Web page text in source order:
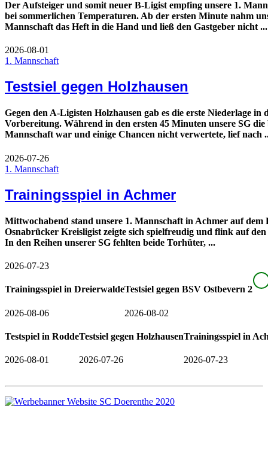
Der Aufsteiger und somit neuer B-Ligist empfing unsere 1.
bei sommerlichen Temperaturen. Ab der ersten Minute nahm
Mannschaft das Heft in die Hand und ließ den Gastgeber nicht ...
2026-08-01
1. Mannschaft
Testsiel gegen Holzhausen
Gegen den A-Ligisten Holzhausen gab es die erste Niederlage in
Vorbereitung. Während in den ersten 45 Minuten unsere SG die
Mannschaft war und einige Chancen nicht verwertete, lief nach
2026-07-26
1. Mannschaft
Trainingsspiel in Achmer
Mittwochabend stand unsere 1. Mannschaft in Achmer auf dem
Osnabrücker Kreisligist zeigte sich spielfreudig und flink auf den
In den Reihen unserer SG fehlten beide Torhüter, ...
2026-07-23
Trainingsspiel in Dreierwalde
2026-08-06
Testsiel gegen BSV Ostbevern 2
2026-08-02
Testspiel in Rodde
2026-08-01
Testsiel gegen Holzhausen
2026-07-26
Trainingsspiel in
2026-07-23